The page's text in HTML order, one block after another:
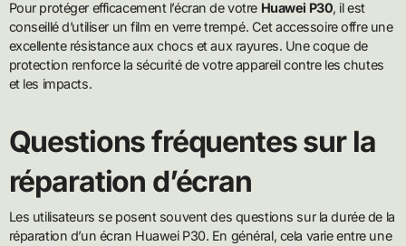
Pour protéger efficacement l’écran de votre Huawei P30, il est
conseillé d’utiliser un film en verre trempé. Cet accessoire offre une
excellente résistance aux chocs et aux rayures. Une coque de
protection renforce la sécurité de votre appareil contre les chutes
et les impacts.
Questions fréquentes sur la
réparation d’écran
Les utilisateurs se posent souvent des questions sur la durée de la
réparation d’un écran Huawei P30. En général, cela varie entre une